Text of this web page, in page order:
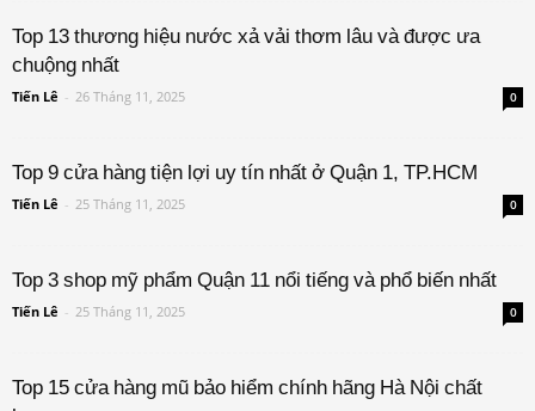
Top 13 thương hiệu nước xả vải thơm lâu và được ưa
chuộng nhất
Tiến Lê - 26 Tháng 11, 2025 0
Top 9 cửa hàng tiện lợi uy tín nhất ở Quận 1, TP.HCM
Tiến Lê - 25 Tháng 11, 2025 0
Top 3 shop mỹ phẩm Quận 11 nổi tiếng và phổ biến nhất
Tiến Lê - 25 Tháng 11, 2025 0
Top 15 cửa hàng mũ bảo hiểm chính hãng Hà Nội chất